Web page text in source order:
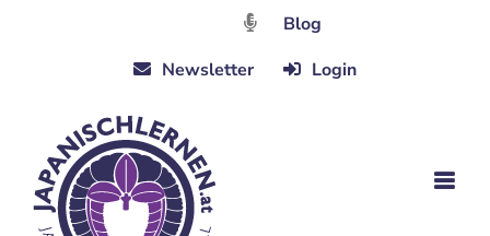
Blog
Newsletter
Login